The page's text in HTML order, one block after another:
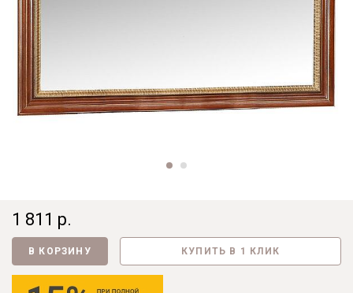
1 811 р.
В КОРЗИНУ КУПИТЬ В 1 КЛИК